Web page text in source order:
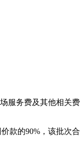
服务费及其他相关费
款的90%，该批次合